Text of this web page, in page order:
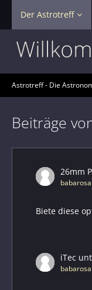
Der Astrotreff
Astrotreff - Die
Beiträge
26mm
babarosa
Biete diese
iTec
babarosa